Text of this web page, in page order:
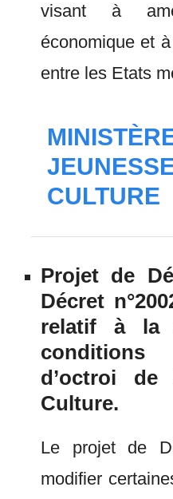
visant à
économique et
entre les Etats
CULTURE
Projet de
Décret
relatif à la
d’octroi
Culture.
Le projet de
modifier